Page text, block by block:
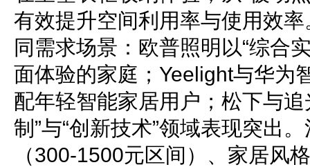
有效提升空间利用率与使用效
同需求场景：欧普照明以“综合
面体验的家庭；Yeelight与华为
配年轻智能家居用户；松下与
制”与“创新技术”领域表现突出
（300-1500元区间）、家居风